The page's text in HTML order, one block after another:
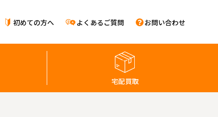
初めての方へ よくあるご質問 お問い合わせ
宅配買取